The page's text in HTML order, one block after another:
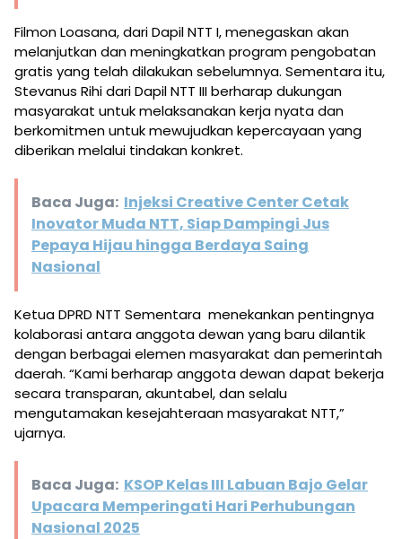
Filmon Loasana, dari Dapil NTT I, menegaskan akan
melanjutkan dan meningkatkan program pengobatan
gratis yang telah dilakukan sebelumnya. Sementara itu,
Stevanus Rihi dari Dapil NTT III berharap dukungan
masyarakat untuk melaksanakan kerja nyata dan
berkomitmen untuk mewujudkan kepercayaan yang
diberikan melalui tindakan konkret.
Baca Juga: Injeksi Creative Center Cetak
Inovator Muda NTT, Siap Dampingi Jus
Pepaya Hijau hingga Berdaya Saing
Nasional
Ketua DPRD NTT Sementara menekankan pentingnya
kolaborasi antara anggota dewan yang baru dilantik
dengan berbagai elemen masyarakat dan pemerintah
daerah. “Kami berharap anggota dewan dapat bekerja
secara transparan, akuntabel, dan selalu
mengutamakan kesejahteraan masyarakat NTT,”
ujarnya.
Baca Juga: KSOP Kelas III Labuan Bajo Gelar
Upacara Memperingati Hari Perhubungan
Nasional 2025